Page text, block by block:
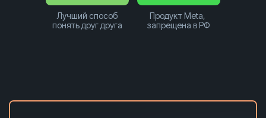
Лучший способ
понять друг друга
Продукт Meta,
запрещена в РФ